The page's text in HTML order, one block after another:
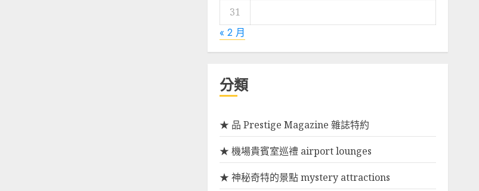
31
« 2 月
分類
★ 品 Prestige Magazine 雜誌特約
★ 機場貴賓室巡禮 airport lounges
★ 神秘奇特的景點 mystery attractions